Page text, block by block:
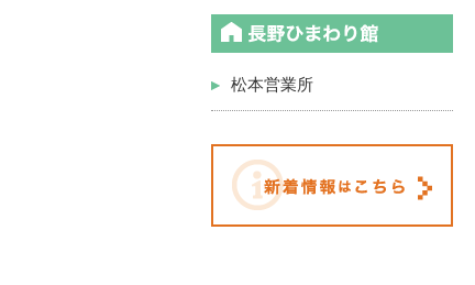
松本営業所